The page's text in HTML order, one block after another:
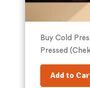
Buy Cold
Pressed
Add to